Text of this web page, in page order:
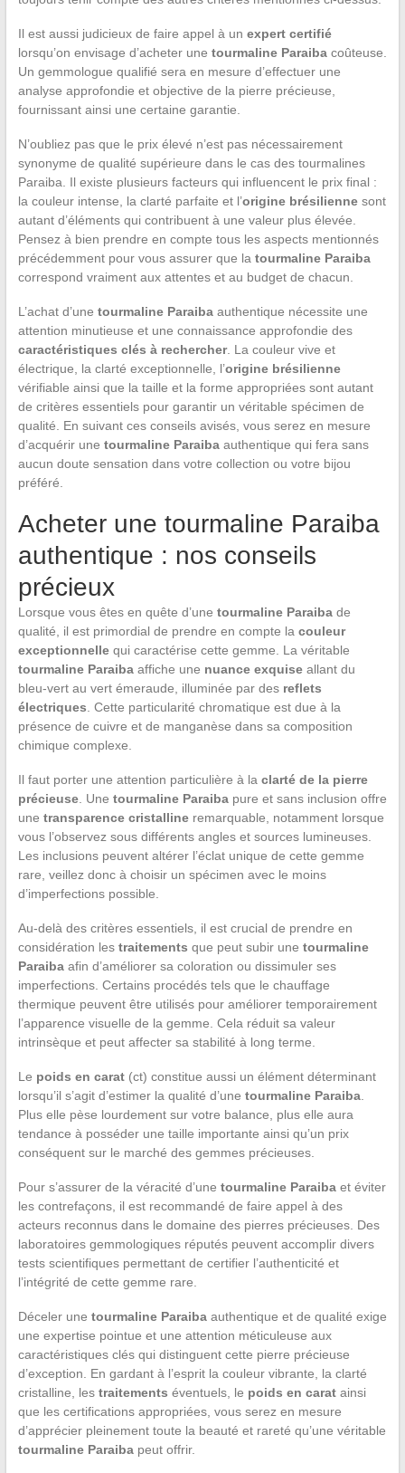
Il est aussi judicieux de faire appel à un expert certifié
lorsqu’on envisage d’acheter une tourmaline Paraibacoûteuse.
Un gemmologue qualifié sera en mesure d’effectuer une
analyse approfondie et objective de la pierre précieuse,
fournissant ainsi une certaine garantie.
N’oubliez pas que le prix élevé n’est pas nécessairement
synonyme de qualité supérieure dans le cas des tourmalines
Paraiba. Il existe plusieurs facteurs qui influencent le prix final :
la couleur intense, la clarté parfaite et l’origine brésiliennesont
autant d’éléments qui contribuent à une valeur plus élevée.
Pensez à bien prendre en compte tous les aspects mentionnés
précédemment pour vous assurer que la tourmaline Paraiba
correspond vraiment aux attentes et au budget de chacun.
L’achat d’une tourmaline Paraibaauthentique nécessite une
attention minutieuse et une connaissance approfondie des
caractéristiques clés à rechercher. La couleur vive et
électrique, la clarté exceptionnelle, l’origine brésilienne
vérifiable ainsi que la taille et la forme appropriées sont autant
de critères essentiels pour garantir un véritable spécimen de
qualité. En suivant ces conseils avisés, vous serez en mesure
d’acquérir une tourmaline Paraibaauthentique qui fera sans
aucun doute sensation dans votre collection ou votre bijou
préféré.
Acheter une tourmaline Paraiba
authentique : nos conseils
précieux
Lorsque vous êtes en quête d’une tourmaline Paraibade
qualité, il est primordial de prendre en compte la couleur
exceptionnellequi caractérise cette gemme. La véritable
tourmaline Paraibaaffiche une nuance exquiseallant du
bleu-vert au vert émeraude, illuminée par des reflets
électriques . Cette particularité chromatique est due à la
présence de cuivre et de manganèse dans sa composition
chimique complexe.
Il faut porter une attention particulière à la clarté de la pierre
précieuse. Une tourmaline Paraibapure et sans inclusion offre
une transparence cristallineremarquable, notamment lorsque
vous l’observez sous différents angles et sources lumineuses.
Les inclusions peuvent altérer l’éclat unique de cette gemme
rare, veillez donc à choisir un spécimen avec le moins
d’imperfections possible.
Au-delà des critères essentiels, il est crucial de prendre en
considération les traitements que peut subir une tourmaline
Paraibaafin d’améliorer sa coloration ou dissimuler ses
imperfections. Certains procédés tels que le chauffage
thermique peuvent être utilisés pour améliorer temporairement
l’apparence visuelle de la gemme. Cela réduit sa valeur
intrinsèque et peut affecter sa stabilité à long terme.
Le poids en carat(ct) constitue aussi un élément déterminant
lorsqu’il s’agit d’estimer la qualité d’une tourmaline Paraiba.
Plus elle pèse lourdement sur votre balance, plus elle aura
tendance à posséder une taille importante ainsi qu’un prix
conséquent sur le marché des gemmes précieuses.
Pour s’assurer de la véracité d’une tourmaline Paraibaet éviter
les contrefaçons, il est recommandé de faire appel à des
acteurs reconnus dans le domaine des pierres précieuses. Des
laboratoires gemmologiques réputés peuvent accomplir divers
tests scientifiques permettant de certifier l’authenticité et
l’intégrité de cette gemme rare.
Déceler une tourmaline Paraibaauthentique et de qualité exige
une expertise pointue et une attention méticuleuse aux
caractéristiques clés qui distinguent cette pierre précieuse
d’exception. En gardant à l’esprit la couleur vibrante, la clarté
cristalline, les traitements éventuels, le poids en caratainsi
que les certifications appropriées, vous serez en mesure
d’apprécier pleinement toute la beauté et rareté qu’une véritable
tourmaline Paraibapeut offrir.